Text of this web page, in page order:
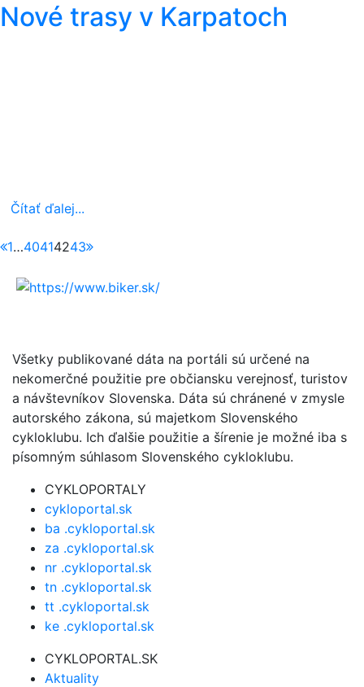
Nové trasy v Karpatoch
Čítať ďalej...
1…40414243
Všetky publikované dáta na portáli sú určené na
nekomerčné použitie pre občiansku verejnosť, turistov
a návštevníkov Slovenska. Dáta sú chránené v zmysle
autorského zákona, sú majetkom Slovenského
cykloklubu. Ich ďalšie použitie a šírenie je možné iba s
písomným súhlasom Slovenského cykloklubu.
CYKLOPORTALY
cykloportal.sk
ba .cykloportal.sk
za .cykloportal.sk
nr .cykloportal.sk
tn .cykloportal.sk
tt .cykloportal.sk
ke .cykloportal.sk
CYKLOPORTAL.SK
Aktuality